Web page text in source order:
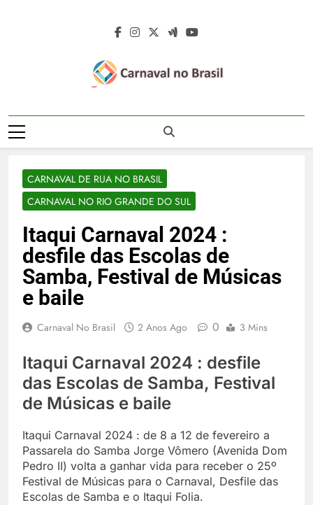
Carnaval No
Brasil 2027 –
Carnaval De Rua
2027 – Desfile
Das Escolas De
Samba
Rua 2027 – Desfile Das Escolas De
Samba – Fotos Carnaval 2026 – Blocos
Rainhas De Bateria – Famosos No
Carnaval
CARNAVAL DE RUA NO BRASIL
CARNAVAL NO RIO GRANDE DO SUL
Itaqui Carnaval 2024 :
desfile das Escolas de
Samba, Festival de Músicas
e baile
Carnaval No Brasil 2 Anos Ago 0 3 Mins
Itaqui Carnaval 2024 : desfile
das Escolas de Samba, Festival
de Músicas e baile
Itaqui Carnaval 2024 : de 8 a 12 de fevereiro a
Passarela do Samba Jorge Vômero (Avenida Dom
Pedro II) volta a ganhar vida para receber o 25º
Festival de Músicas para o Carnaval, Desfile das
Escolas de Samba e o Itaqui Folia.